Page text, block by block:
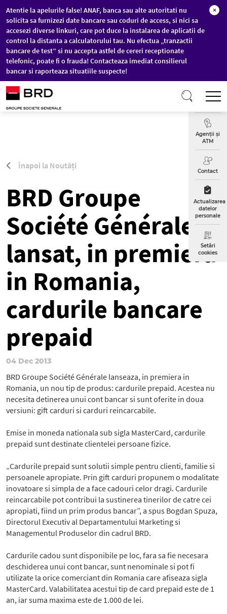
Sari la conținutul principal
Atentie la apelurile false! ANAF, banca sau alte autoritati nu
solicita sa furnizezi date bancare sau coduri de access, si nici sa
accesezi diverse linkuri, care pot duce la instalarea de aplicatii de
control la distanta a calculatorului tau. Nu efectua „tranzactii
bancare de test” si nu accepta astfel de cereri receptionate
telefonic, poate fi o frauda! Contacteaza imediat consilierul
bancar si raporteaza situatiile suspecte!
×
Curs
Agenții și
ATM
Contact
Actualizarea
datelor
personale
Setări
cookies
Înapoi la Noutăți
BRD Groupe
Société Générale a
lansat, in premiera
in Romania,
cardurile bancare
prepaid
04 Dec 2013
BRD Groupe Société Générale lanseaza, in premiera in
Romania, un nou tip de produs: cardurile prepaid. Acestea nu
necesita detinerea unui cont bancar si sunt oferite in doua
versiuni: gift carduri si carduri reincarcabile.
Emise in moneda nationala sub sigla MasterCard, cardurile
prepaid sunt destinate clientelei persoane fizice.
„Cardurile prepaid sunt solutii simple pentru clienti, familie si
persoanele apropiate. Prin gift carduri propunem o modalitate
inovatoare si simpla de a face cadouri celor dragi. Cardurile
reincarcabile pot contribui la sustinerea tinerilor de catre cei
apropiati, fiind un prim produs bancar”, a spus Bogdan Spuza,
Directorul Executiv al Departamentului Marketing si
Managementul Produselor din cadrul BRD.
Cardurile cadou sunt disponibile pe loc, fara sa fie necesara
deschiderea unui cont bancar, sunt nenominale si pot fi
utilizate la orice comerciant din Romania care afiseaza sigla
MasterCard. Valabilitatea acestui tip de card prepaid este de 1
an, iar suma maxima este de 1.000 de lei.